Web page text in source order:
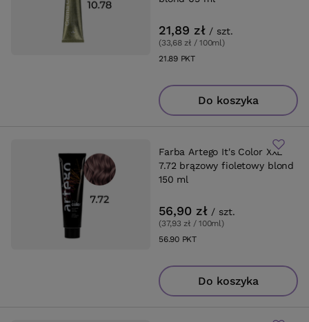
21,89 zł / szt.
(33,68 zł / 100ml)
21.89PKTpunktów
Do koszyka
Farba Artego It's Color XXL
7.72 brązowy fioletowy blond
150 ml
56,90 zł / szt.
(37,93 zł / 100ml)
56.90PKTpunktów
Do koszyka